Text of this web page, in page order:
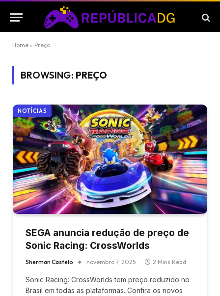
Home » Preço
BROWSING: PREÇO
NOTÍCIAS
SEGA anuncia redução de preço de
Sonic Racing: CrossWorlds
Sherman Castelo novembro 7, 2025 2 Mins Read
Sonic Racing: CrossWorlds tem preço reduzido no
Brasil em todas as plataformas. Confira os novos